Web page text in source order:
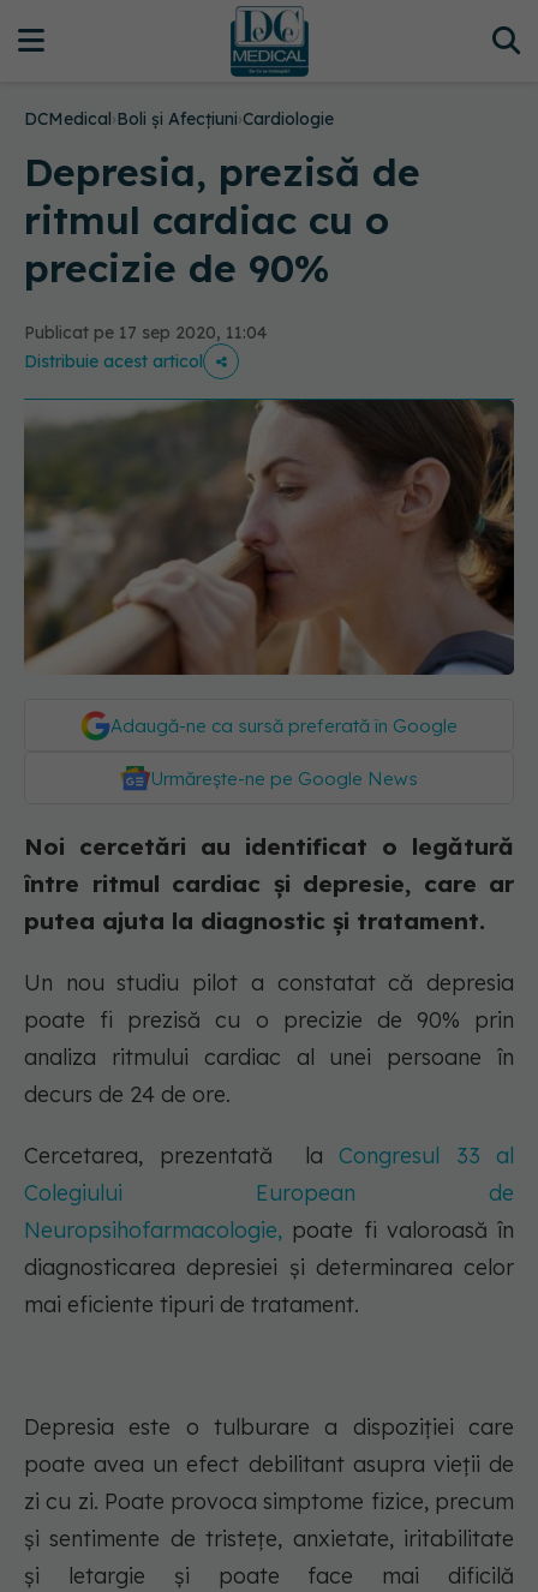
DCMedical›Boli și Afecțiuni›Cardiologie
Depresia, prezisă de
ritmul cardiac cu o
precizie de 90%
Publicat pe 17 sep 2020, 11:04
Distribuie acest articol
Adaugă-ne ca sursă preferată în Google
Urmărește-ne pe Google News
Noi cercetări au identificat o legătură
între ritmul cardiac și depresie, care ar
putea ajuta la diagnostic și tratament.
Un nou studiu pilot a constatat că depresia
poate fi prezisă cu o precizie de 90% prin
analiza ritmului cardiac al unei persoane în
decurs de 24 de ore.
Cercetarea, prezentată la Congresul 33 al
Colegiului European de
Neuropsihofarmacologie, poate fi valoroasă în
diagnosticarea depresiei și determinarea celor
mai eficiente tipuri de tratament.
Depresia este o tulburare a dispoziției care
poate avea un efect debilitant asupra vieții de
zi cu zi. Poate provoca simptome fizice, precum
și sentimente de tristețe, anxietate, iritabilitate
și letargie și poate face mai dificilă